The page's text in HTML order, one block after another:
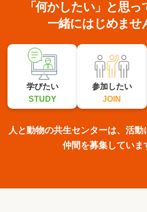
「何かしたい」と思っ
一緒にはじめませ
学びたい
STUDY
参加したい
JOIN
人と動物の共生センターは、活動
仲間を募集していま